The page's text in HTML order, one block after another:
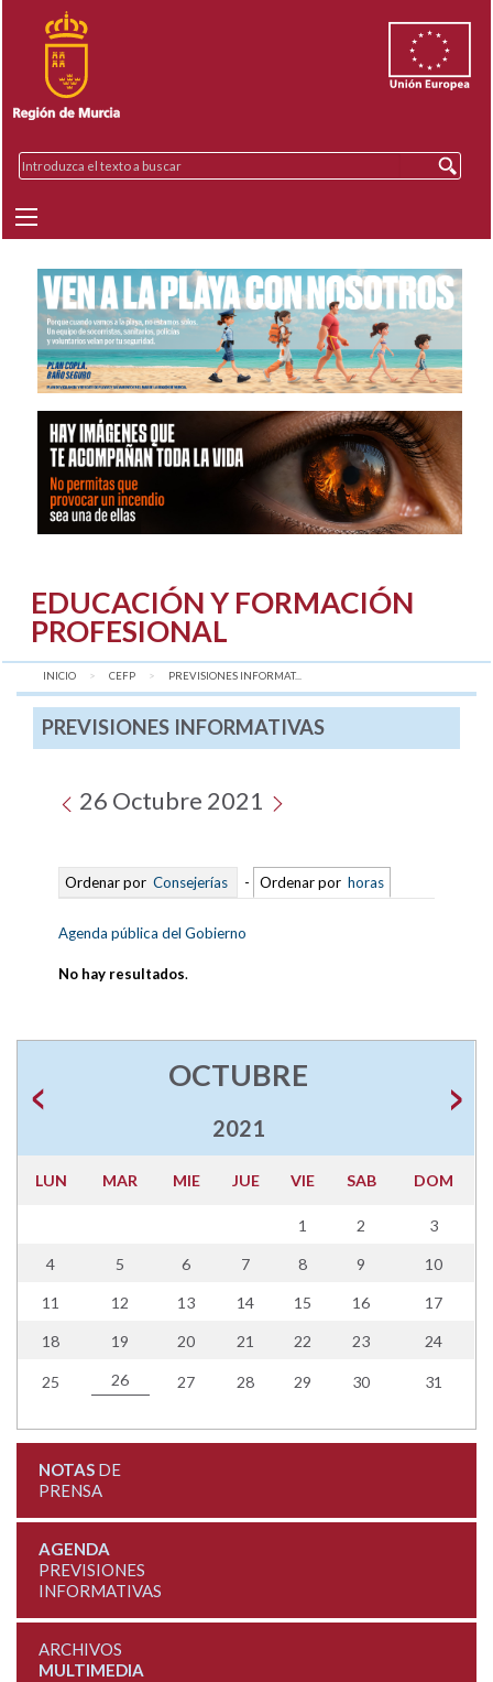
EDUCACIÓN Y FORMACIÓN
PROFESIONAL
INICIO CEFP AQUÍ:
PREVISIONES INFORMAT...
PREVISIONES INFORMATIVAS
26 Octubre 2021
Ordenar por Consejerías - Ordenar por horas
Agenda pública del Gobierno
No hay resultados.
OCTUBRE
2021
LUN MAR MIE JUE VIE SAB DOM
1 2 3
4 5 6 7 8 9 10
11 12 13 14 15 16 17
18 19 20 21 22 23 24
25 26 27 28 29 30 31
NOTASDE
PRENSA
AGENDA
PREVISIONES
INFORMATIVAS
ARCHIVOS
MULTIMEDIA